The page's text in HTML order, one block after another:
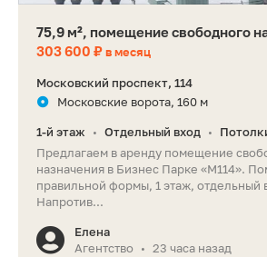
75,9 м², помещение свободного
303 600 ₽в месяц
Московский проспект, 114
Московские ворота, 160 м
1-й этаж • Отдельный вход •
Предлагаем в аренду помещение
назначения в Бизнес Парке «М114».
правильной формы, 1 этаж, отдельный
Напротив...
Елена
Агентство
• 23 часа назад